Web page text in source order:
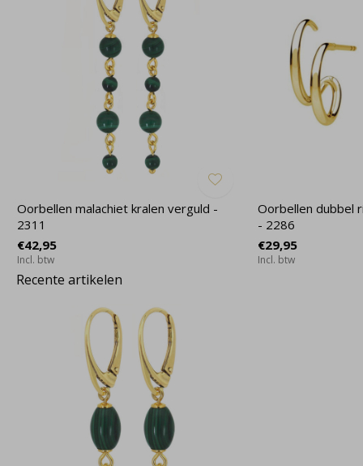
Oorbellen malachiet kralen verguld -
2311
€42,95
Incl. btw
Oorbellen dubbel
- 2286
€29,95
Incl. btw
Recente artikelen